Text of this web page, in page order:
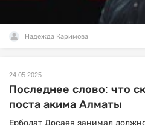
Надежда Каримова
24.05.2025
Последнее слово: что
поста акима Алматы
Ерболат Досаев занимал